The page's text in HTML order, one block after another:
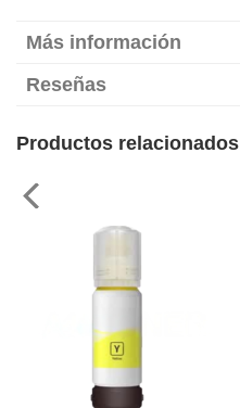
Más información
Reseñas
Productos relacionados